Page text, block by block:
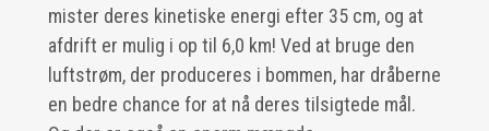
mister deres kinetiske energi efter 35 cm, og at
afdrift er mulig i op til 6,0 km! Ved at bruge den
luftstrøm, der produceres i bommen, har dråberne
en bedre chance for at nå deres tilsigtede mål.